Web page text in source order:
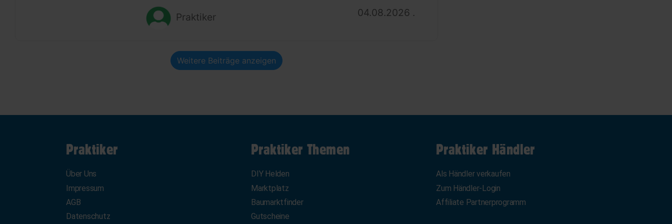
Praktiker 04.08.2026 .
Weitere Beiträge anzeigen
Praktiker
Über Uns
Impressum
AGB
Datenschutz
Praktiker Themen
DIY Helden
Marktplatz
Baumarktfinder
Gutscheine
Praktiker Händler
Als Händler verkaufen
Zum Händler-Login
Affiliate Partnerprogramm